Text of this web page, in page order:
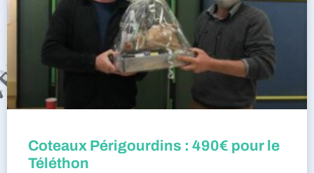
Coteaux Périgourdins : 490€ pour le
Téléthon